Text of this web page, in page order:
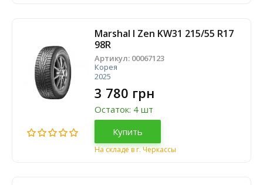
Marshal I Zen KW31 215/55 R17
98R
Артикул: 00067123
Корея
2025
3 780 грн
Остаток: 4 шт
Купить
На складе в г. Черкассы